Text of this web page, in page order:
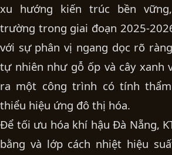
xu hướng kiến trúc bền
trường trong giai đoạn 2025-
với sự phân vị ngang dọc rõ
tự nhiên như gỗ ốp và cây xanh
ra một công trình có tính
thiểu hiệu ứng đô thị hóa.
Để tối ưu hóa khí hậu Đà Nẵng,
bằng và lớp cách nhiệt hiệu